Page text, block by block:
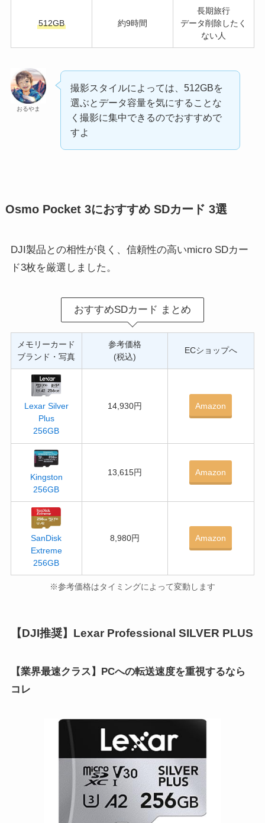
512GB 約9時間
長期旅行
データ削除したく
ない人
おるやま
撮影スタイルによっては、512GBを
選ぶとデータ容量を気にすることな
く撮影に集中できるのでおすすめで
すよ
Osmo Pocket 3におすすめ SDカード 3選
DJI製品との相性が良く、信頼性の高いmicro SDカー
ド3枚を厳選しました。
おすすめSDカード まとめ
メモリーカード
ブランド・写真
参考価格
(税込)
ECショップへ
Lexar Silver
Plus
256GB
14,930円 Amazon
Kingston
256GB
13,615円 Amazon
SanDisk
Extreme
256GB
8,980円 Amazon
※参考価格はタイミングによって変動します
【DJI推奨】Lexar Professional SILVER PLUS
【業界最速クラス】PCへの転送速度を重視するなら
コレ